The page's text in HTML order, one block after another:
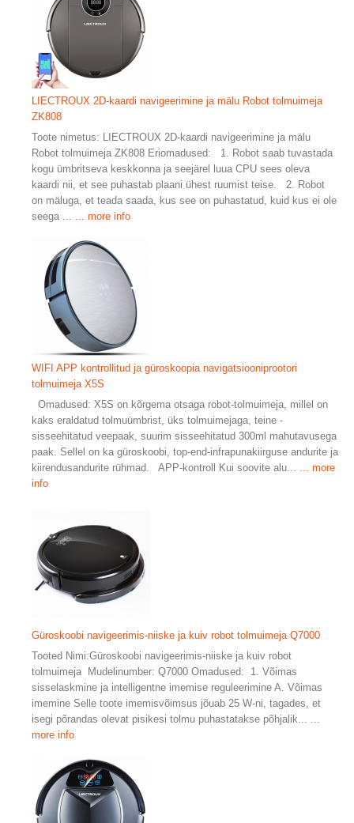
LIECTROUX 2D-kaardi navigeerimine ja mälu Robot tolmuimeja
ZK808
Toote nimetus: LIECTROUX 2D-kaardi navigeerimine ja mälu
Robot tolmuimeja ZK808 Eriomadused: 1. Robot saab tuvastada
kogu ümbritseva keskkonna ja seejärel luua CPU sees oleva
kaardi nii, et see puhastab plaani ühest ruumist teise. 2. Robot
on mäluga, et teada saada, kus see on puhastatud, kuid kus ei ole
seega ...
... more info
WIFI APP kontrollitud ja güroskoopia navigatsiooniprootori
tolmuimeja X5S
Omadused: X5S on kõrgema otsaga robot-tolmuimeja, millel on
kaks eraldatud tolmuümbrist, üks tolmuimejaga, teine ​​-
sisseehitatud veepaak, suurim sisseehitatud 300ml mahutavusega
paak. Sellel on ka güroskoobi, top-end-infrapunakiirguse andurite ja
kiirendusandurite rühmad. APP-kontroll Kui soovite alu...
... more
info
Güroskoobi navigeerimis-niiske ja kuiv robot tolmuimeja Q7000
Tooted Nimi:Güroskoobi navigeerimis-niiske ja kuiv robot
tolmuimeja Mudelinumber: Q7000 Omadused: 1. Võimas
sisselaskmine ja intelligentne imemise reguleerimine A. Võimas
imemine Selle toote imemisvõimsus jõuab 25 W-ni, tagades, et
isegi põrandas olevat pisikesi tolmu puhastatakse põhjalik...
more info